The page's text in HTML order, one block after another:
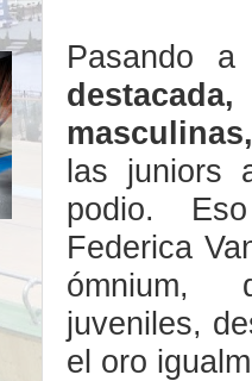
Pasando
masculinas,
las juniors
podio.
Federica
ómnium,
juveniles,
el oro